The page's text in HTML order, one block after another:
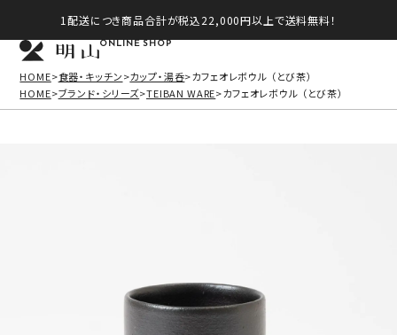
1配送につき商品合計が税込22,000円以上で送料無料！
ONLINE SHOP
HOME 食器・キッチン カップ・湯呑 カフェオレボウル （とび茶）
HOME ブランド・シリーズ TEIBAN WARE カフェオレボウル （とび茶）